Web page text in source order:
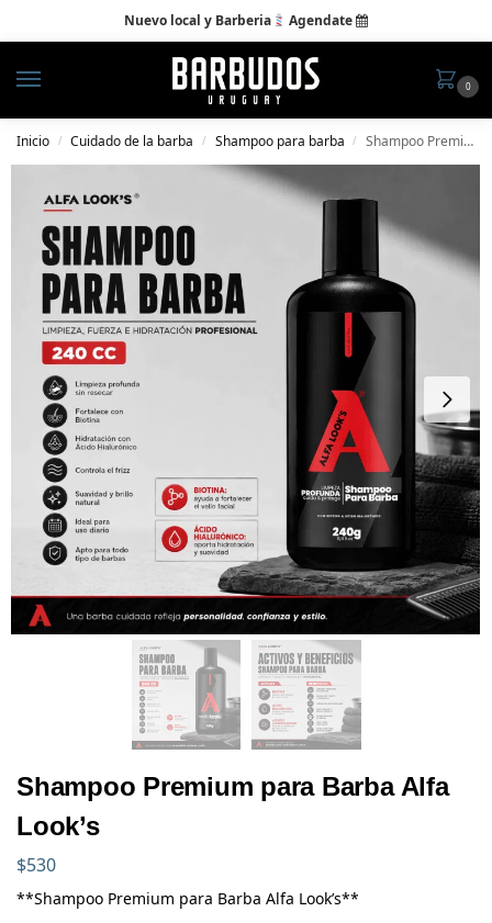
Nuevo local y Barberia Agendate
0
Inicio / Cuidado de la barba / Shampoo para barba / Shampoo Premium para Barba Alfa Look’s
Shampoo Premium para Barba Alfa
Look’s
$530
**Shampoo Premium para Barba Alfa Look’s**